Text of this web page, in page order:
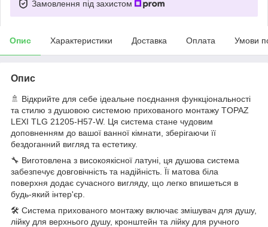
Замовлення під захистом
Опис Характеристики Доставка Оплата Умови
Опис
🚿 Відкрийте для себе ідеальне поєднання функціональності
та стилю з душовою системою прихованого монтажу TOPAZ
LEXI TLG 21205-H57-W. Ця система стане чудовим
доповненням до вашої ванної кімнати, зберігаючи її
бездоганний вигляд та естетику.
🔧 Виготовлена з високоякісної латуні, ця душова система
забезпечує довговічність та надійність. Її матова біла
поверхня додає сучасного вигляду, що легко впишеться в
будь-який інтер'єр.
🛠️ Система прихованого монтажу включає змішувач для душу,
лійку для верхнього душу, кронштейн та лійку для ручного